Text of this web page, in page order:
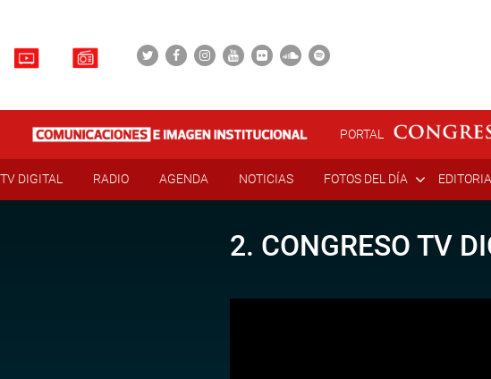
PORTAL
TV DIGITAL RADIO AGENDA NOTICIAS FOTOS DEL DÍA
2. CONGRESO TV